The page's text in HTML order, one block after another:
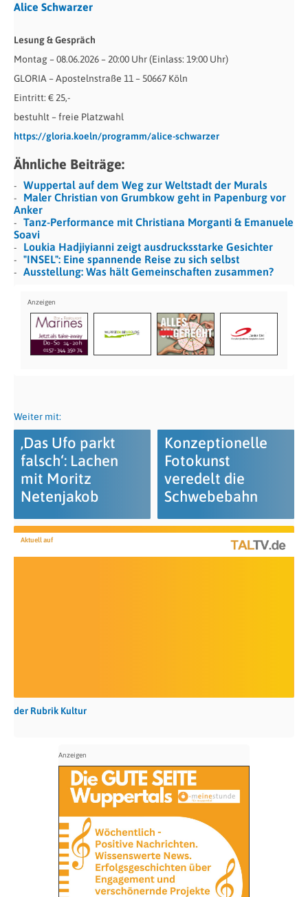
Alice Schwarzer
Lesung & Gespräch
Montag – 08.06.2026 – 20:00 Uhr (Einlass: 19:00 Uhr)
GLORIA – Apostelnstraße 11 – 50667 Köln
Eintritt: € 25,-
bestuhlt – freie Platzwahl
https://gloria.koeln/programm/alice-schwarzer
Ähnliche Beiträge:
Wuppertal auf dem Weg zur Weltstadt der Murals
Maler Christian von Grumbkow geht in Papenburg vor
Anker
Tanz-Performance mit Christiana Morganti & Emanuele
Soavi
Loukia Hadjiyianni zeigt ausdrucksstarke Gesichter
"INSEL": Eine spannende Reise zu sich selbst
Ausstellung: Was hält Gemeinschaften zusammen?
Weiter mit:
‚Das Ufo parkt
falsch‘: Lachen
mit Moritz
Netenjakob
Konzeptionelle
Fotokunst
veredelt die
Schwebebahn
Aktuell auf
der Rubrik Kultur